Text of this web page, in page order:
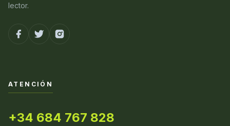
lector.
ATENCIÓN
+34 684 767 828